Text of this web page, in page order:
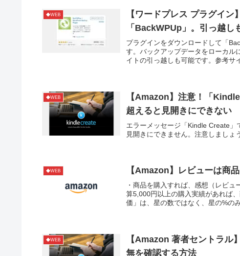
◆WEB
【ワードプレス プラグイ
「BackWPUp」。引っ越し
プラグインをダウンロードして「
す。バックアップデータをローカル
イトの引っ越しも可能です。参考サ
◆WEB
【Amazon】注意！「
超えると見開きにできない
エラーメッセージ「Kindle Create」
見開きにできません。注意しましょ
◆WEB 【Amazon】レビューは商
・商品を購入すれば、感想（レビ
算5,000円以上の購入実績があれば
価」は、星の数ではなく、星の%の
◆WEB
【Amazon 著者セントラル
無を確認する方法